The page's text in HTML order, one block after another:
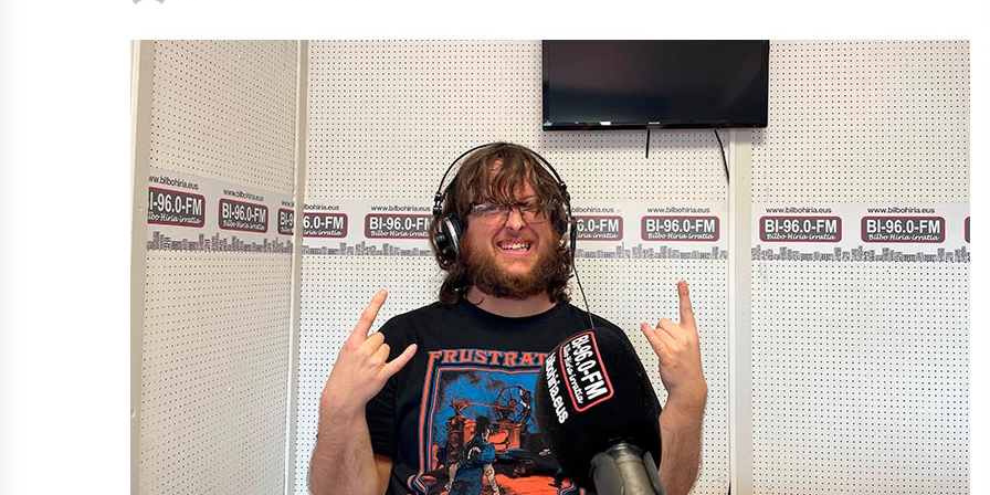
2026/07/16
POTTO: San Pedro jaietako bertso-
saioa
2026/07/09
Larunbatean Plentziako Itsas
Martxa ospatuko da
2026/07/07
Auritz Iñurrietaren margoak
ikusgai Uribitarte40 aretoan
2026/07/03
SOINUGELA: Paul McCartney eta
Ringo Starr-en lan berriak
2026/07/03